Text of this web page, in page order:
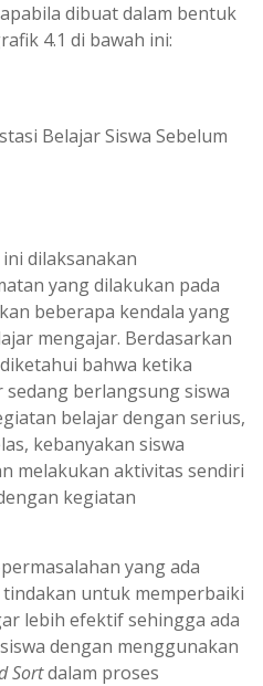
dibuat dalam bentuk
4.1 di bawah ini:
Belajar Siswa Sebelum
dilaksanakan
yang dilakukan pada
beberapa kendala yang
mengajar. Berdasarkan
bahwa ketika
berlangsung siswa
belajar dengan serius,
kebanyakan siswa
melakukan aktivitas sendiri
kegiatan
yang ada
untuk memperbaiki
lebih efektif sehingga ada
dengan menggunakan
Sortdalam proses